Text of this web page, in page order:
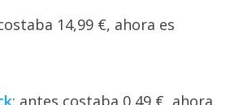
14,99 €, ahora es
: antes costaba 0,49 €, ahora